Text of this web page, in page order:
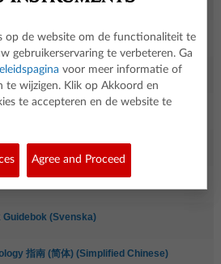
Guidebook (Deutsch)
Guidebook (English)
Guidebook (Français)
Guidebook (Nederlands)
Guidebook (Português)
(Svenska)
指南 (简体) (Simplified Chinese)
op de website om de functionaliteit te
gebruikerservaring te verbeteren. Ga
voor meer informatie of
te wijzigen. Klik op Akkoord en
te accepteren en de website te
Agree and Proceed